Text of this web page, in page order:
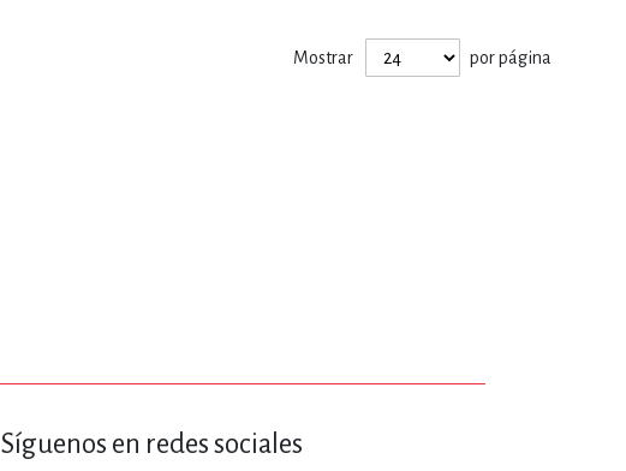
Mostrar por página
Síguenos en redes sociales